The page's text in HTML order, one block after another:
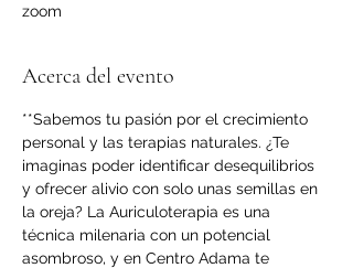
zoom
Acerca del evento
**Sabemos tu pasión por el crecimiento
personal y las terapias naturales. ¿Te
imaginas poder identificar desequilibrios
y ofrecer alivio con solo unas semillas en
la oreja? La Auriculoterapia es una
técnica milenaria con un potencial
asombroso, y en Centro Adama te